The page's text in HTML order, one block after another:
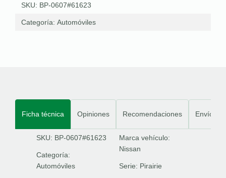
SKU: BP-0607#61623
Categoría: Automóviles
Ficha técnica Opiniones Recomendaciones Envíos
SKU: BP-0607#61623
Categoría:
Automóviles
Marca vehículo:
Nissan
Serie: Pirairie